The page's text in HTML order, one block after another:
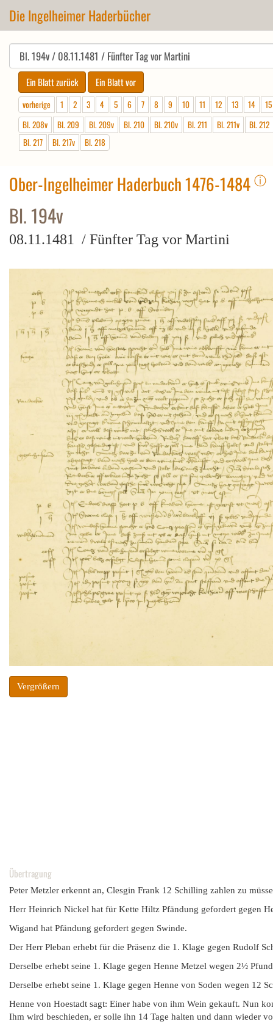
Die Ingelheimer Haderbücher
vorherige 1 2 3 4 5 6 7 8 9 10 11 12 13 14
15
Bl. 208v
Bl. 209 Bl. 209v Bl. 210 Bl. 210v Bl. 211 Bl. 211v
Bl. 212
Bl. 217
Bl. 217v Bl. 218
Ober-Ingelheimer Haderbuch 1476-1484 ⓘ
Bl. 194v
08.11.1481 / Fünfter Tag vor Martini
Vergrößern
Übertragung
Peter Metzler erkennt an, Clesgin Frank 12 Schilling zahlen zu
Herr Heinrich Nickel hat für Kette Hiltz Pfändung gefordert gegen
Wigand hat Pfändung gefordert gegen Swinde.
Der Herr Pleban erhebt für die Präsenz die 1. Klage gegen Rudolf
Derselbe erhebt seine 1. Klage gegen Henne Metzel wegen 2½
Derselbe erhebt seine 1. Klage gegen Henne von Soden wegen 12
Henne von Hoestadt sagt: Einer habe von ihm Wein gekauft. Nun
Ihm wird beschieden, er solle ihn 14 Tage halten und dann wieder